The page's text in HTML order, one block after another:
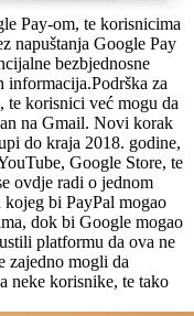
Pay-om, te korisnicima
napuštanja Google Pay
bezbjednosne
za
te korisnici već mogu da
na Gmail. Novi korak
do kraja 2018. godine,
Google Store, te
ovdje radi o jednom
bi PayPal mogao
dok bi Google mogao
platformu da ova ne
zajedno mogli da
neke korisnike, te tako